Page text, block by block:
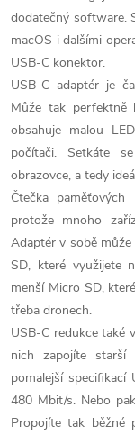
r
v
k
y
v
ý
p
i
s
u
dodatečný software.
macOS i dalšími
USB-C konektor.
USB-C adaptér je
Může tak perfektně
obsahuje malou
počítači. Setkáte
obrazovce, a tedy
Čtečka
protože mnoho
Adaptér v sobě
SD, které využijete
menší Micro SD,
třeba dronech.
USB-C redukce také
nich zapojíte starší
pomalejší
480 Mbit/s. Nebo
Propojíte tak běžné